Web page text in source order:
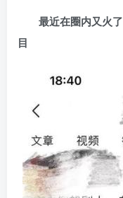
最近在圈内又火
目